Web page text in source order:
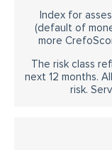
Index for
(default of
more
The risk class
next 12 months.
risk.